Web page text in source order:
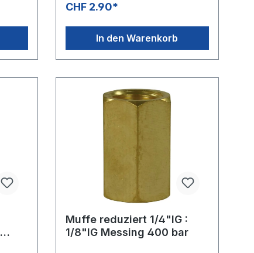
CHF 2.90*
In den Warenkorb
Muffe reduziert 1/4"IG :
1/8"IG Messing 400 bar